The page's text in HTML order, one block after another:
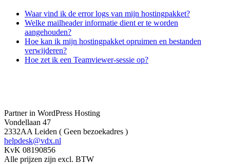
Waar vind ik de error logs van mijn hostingpakket?
Welke mailheader informatie dient er te worden
aangehouden?
Hoe kan ik mijn hostingpakket opruimen en bestanden
verwijderen?
Hoe zet ik een Teamviewer-sessie op?
Partner in WordPress Hosting
Vondellaan 47
2332AA Leiden ( Geen bezoekadres )
helpdesk@vdx.nl
KvK 08190856
Alle prijzen zijn excl. BTW